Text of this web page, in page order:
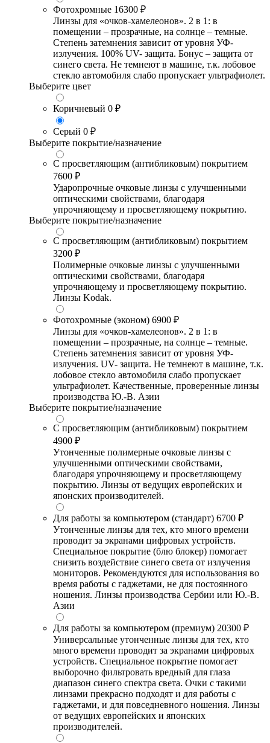
Фотохромные 16300 ₽
Линзы для «очков-хамелеонов». 2 в 1: в
помещении – прозрачные, на солнце – темные.
Степень затемнения зависит от уровня УФ-
излучения. 100% UV- защита. Бонус – защита от
синего света. Не темнеют в машине, т.к. лобовое
стекло автомобиля слабо пропускает ультрафиолет.
Выберите цвет
Коричневый 0 ₽
Серый 0 ₽
Выберите покрытие/назначение
С просветляющим (антибликовым) покрытием
7600 ₽
Ударопрочные очковые линзы с улучшенными
оптическими свойствами, благодаря
упрочняющему и просветляющему покрытию.
Выберите покрытие/назначение
С просветляющим (антибликовым) покрытием
3200 ₽
Полимерные очковые линзы с улучшенными
оптическими свойствами, благодаря
упрочняющему и просветляющему покрытию.
Линзы Kodak.
Фотохромные (эконом) 6900 ₽
Линзы для «очков-хамелеонов». 2 в 1: в
помещении – прозрачные, на солнце – темные.
Степень затемнения зависит от уровня УФ-
излучения. UV- защита. Не темнеют в машине, т.к.
лобовое стекло автомобиля слабо пропускает
ультрафиолет. Качественные, проверенные линзы
производства Ю.-В. Азии
Выберите покрытие/назначение
С просветляющим (антибликовым) покрытием
4900 ₽
Утонченные полимерные очковые линзы с
улучшенными оптическими свойствами,
благодаря упрочняющему и просветляющему
покрытию. Линзы от ведущих европейских и
японских производителей.
Для работы за компьютером (стандарт) 6700 ₽
Утонченные линзы для тех, кто много времени
проводит за экранами цифровых устройств.
Специальное покрытие (блю блокер) помогает
снизить воздействие синего света от излучения
мониторов. Рекомендуются для использования во
время работы с гаджетами, не для постоянного
ношения. Линзы производства Сербии или Ю.-В.
Азии
Для работы за компьютером (премиум) 20300 ₽
Универсальные утонченные линзы для тех, кто
много времени проводит за экранами цифровых
устройств. Специальное покрытие помогает
выборочно фильтровать вредный для глаза
диапазон синего спектра света. Очки с такими
линзами прекрасно подходят и для работы с
гаджетами, и для повседневного ношения. Линзы
от ведущих европейских и японских
производителей.